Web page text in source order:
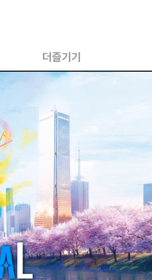
더즐기기